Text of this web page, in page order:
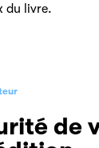
du livre.
de